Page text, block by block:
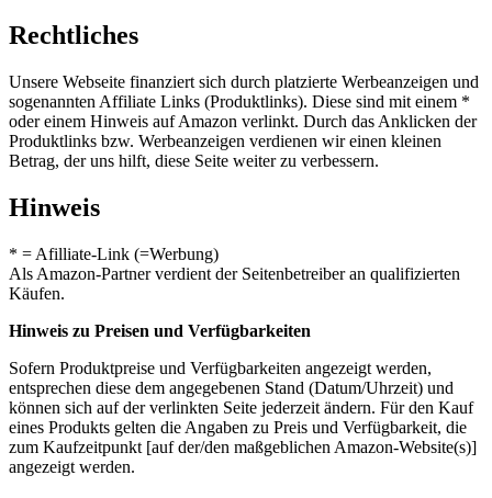
Rechtliches
Unsere Webseite finanziert sich durch platzierte Werbeanzeigen und
sogenannten Affiliate Links (Produktlinks). Diese sind mit einem *
oder einem Hinweis auf Amazon verlinkt. Durch das Anklicken der
Produktlinks bzw. Werbeanzeigen verdienen wir einen kleinen
Betrag, der uns hilft, diese Seite weiter zu verbessern.
Hinweis
* = Afilliate-Link (=Werbung)
Als Amazon-Partner verdient der Seitenbetreiber an qualifizierten
Käufen.
Hinweis zu Preisen und Verfügbarkeiten
Sofern Produktpreise und Verfügbarkeiten angezeigt werden,
entsprechen diese dem angegebenen Stand (Datum/Uhrzeit) und
können sich auf der verlinkten Seite jederzeit ändern. Für den Kauf
eines Produkts gelten die Angaben zu Preis und Verfügbarkeit, die
zum Kaufzeitpunkt [auf der/den maßgeblichen Amazon-Website(s)]
angezeigt werden.